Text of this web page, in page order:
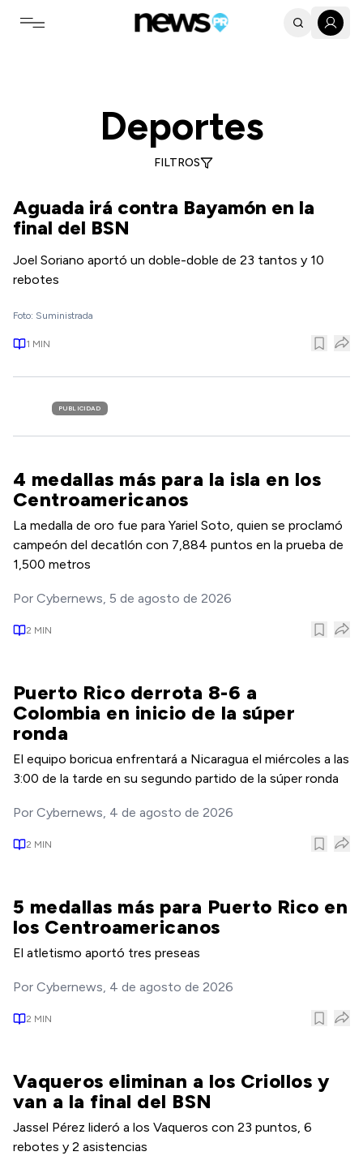
Toggle navigation menu
Deportes
FILTROS
Aguada irá contra Bayamón en la
final del BSN
Joel Soriano aportó un doble-doble de 23 tantos y 10
rebotes
Foto: Suministrada
1 MIN
PUBLICIDAD
4 medallas más para la isla en los
Centroamericanos
La medalla de oro fue para Yariel Soto, quien se proclamó
campeón del decatlón con 7,884 puntos en la prueba de
1,500 metros
Por Cybernews, 5 de agosto de 2026
2 MIN
Puerto Rico derrota 8-6 a
Colombia en inicio de la súper
ronda
El equipo boricua enfrentará a Nicaragua el miércoles a las
3:00 de la tarde en su segundo partido de la súper ronda
Por Cybernews, 4 de agosto de 2026
2 MIN
5 medallas más para Puerto Rico en
los Centroamericanos
El atletismo aportó tres preseas
Por Cybernews, 4 de agosto de 2026
2 MIN
Vaqueros eliminan a los Criollos y
van a la final del BSN
Jassel Pérez lideró a los Vaqueros con 23 puntos, 6
rebotes y 2 asistencias